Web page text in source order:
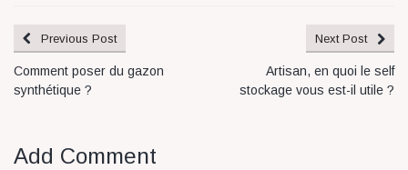
Previous Post
Comment poser du gazon
synthétique ?
Next Post
Artisan, en quoi le self
stockage vous est-il utile ?
Add Comment